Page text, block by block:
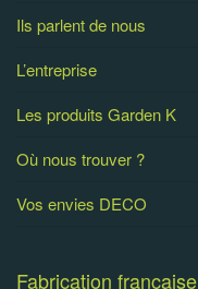
Ils parlent de nous
L’entreprise
Les produits Garden K
Où nous trouver ?
Vos envies DECO
Fabrication française